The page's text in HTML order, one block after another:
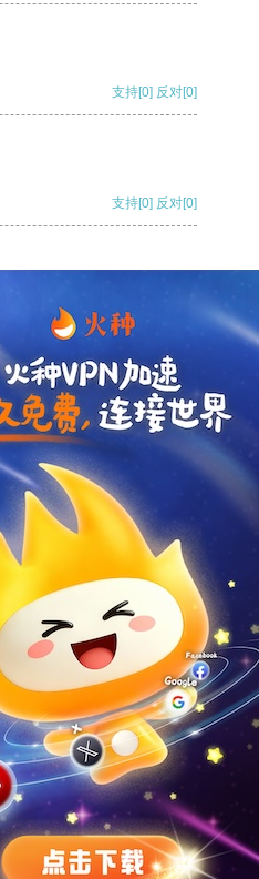
支持[0] 反对[0]
支持[0] 反对[0]
支持
支持[0] 反对[0]
支持[0] 反对[0]
加速器
心 anyconnect
1元机场
官网
abc加速器
速器
anyconnect
青柠加速器
青柠加速器